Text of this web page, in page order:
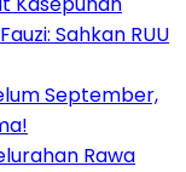
Sahkan RUU
September,
Rawa